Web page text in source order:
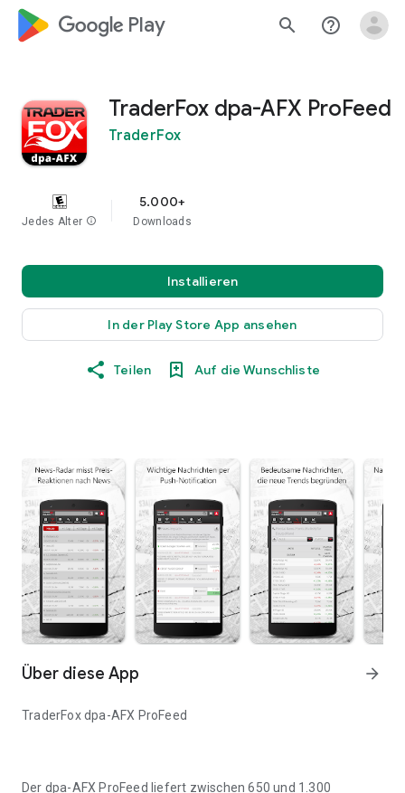
google_logo Play search help_outline
TraderFox dpa-AFX ProFeed
TraderFox
Jedes Alter info
5.000+
Downloads
Installieren
In der Play Store App ansehen
Teilen Auf die Wunschliste
Über diese App arrow_forward
TraderFox dpa-AFX ProFeed
Der dpa-AFX ProFeed liefert zwischen 650 und 1.300